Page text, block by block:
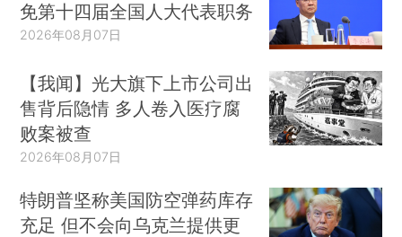
免第十四届全国人大代表职务
2026年08月07日
【我闻】光大旗下上市公司出
售背后隐情 多人卷入医疗腐
败案被查
2026年08月07日
特朗普坚称美国防空弹药库存
充足 但不会向乌克兰提供更